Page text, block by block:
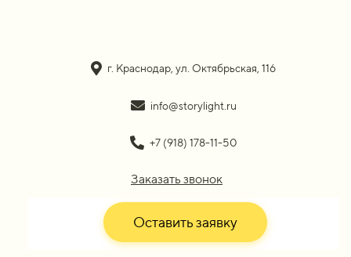
г. Краснодар, ул. Октябрьская, 116
info@storylight.ru
+7 (918) 178-11-50
Заказать звонок
Оставить заявку